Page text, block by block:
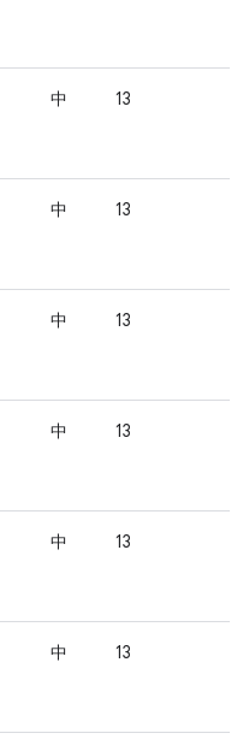
中 13
中 13
中 13
中 13
中 13
中 13